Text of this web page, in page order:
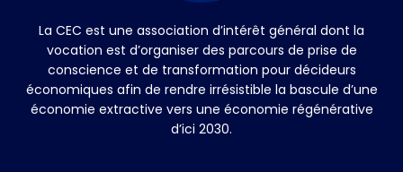
La CEC est une association d’intérêt général dont la
vocation est d’organiser des parcours de prise de
conscience et de transformation pour décideurs
économiques afin de rendre irrésistible la bascule d’une
économie extractive vers une économie régénérative
d’ici 2030.